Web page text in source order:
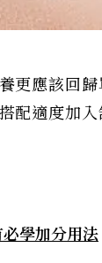
更應該回
配適度加
學加分用法